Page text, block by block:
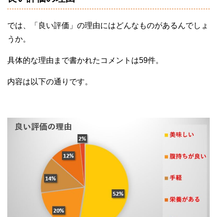
では、「良い評価」の理由にはどんなものがあるんでしょ
うか。
具体的な理由まで書かれたコメントは59件。
内容は以下の通りです。